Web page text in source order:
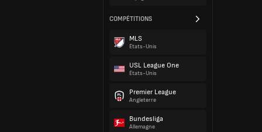
COMPÉTITIONS
MLS
États-Unis
USL League One
États-Unis
Premier League
Angleterre
Bundesliga
Allemagne